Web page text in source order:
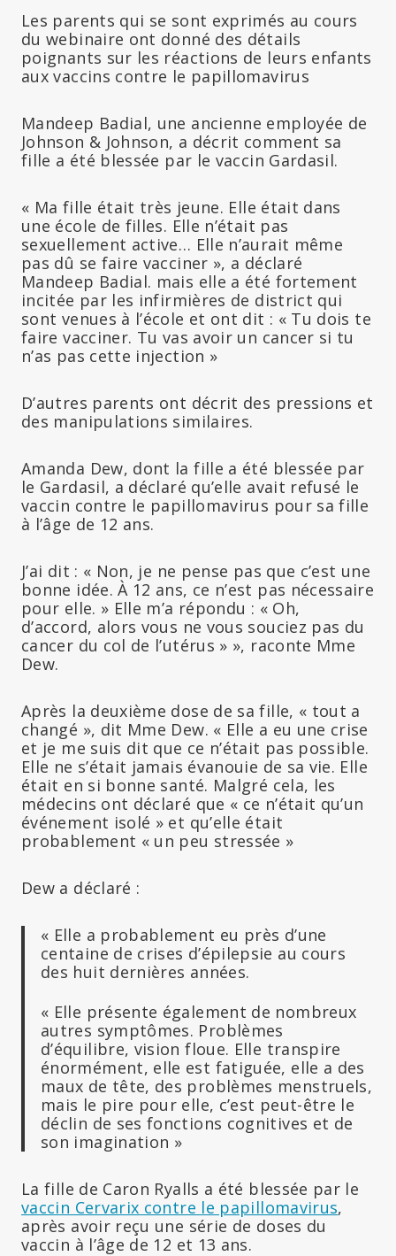
Les parents qui se sont exprimés au cours
du webinaire ont donné des détails
poignants sur les réactions de leurs enfants
aux vaccins contre le papillomavirus
Mandeep Badial, une ancienne employée de
Johnson & Johnson, a décrit comment sa
fille a été blessée par le vaccin Gardasil.
« Ma fille était très jeune. Elle était dans
une école de filles. Elle n’était pas
sexuellement active… Elle n’aurait même
pas dû se faire vacciner », a déclaré
Mandeep Badial. mais elle a été fortement
incitée par les infirmières de district qui
sont venues à l’école et ont dit : « Tu dois te
faire vacciner. Tu vas avoir un cancer si tu
n’as pas cette injection »
D’autres parents ont décrit des pressions et
des manipulations similaires.
Amanda Dew, dont la fille a été blessée par
le Gardasil, a déclaré qu’elle avait refusé le
vaccin contre le papillomavirus pour sa fille
à l’âge de 12 ans.
J’ai dit : « Non, je ne pense pas que c’est une
bonne idée. À 12 ans, ce n’est pas nécessaire
pour elle. » Elle m’a répondu : « Oh,
d’accord, alors vous ne vous souciez pas du
cancer du col de l’utérus » », raconte Mme
Dew.
Après la deuxième dose de sa fille, « tout a
changé », dit Mme Dew. « Elle a eu une crise
et je me suis dit que ce n’était pas possible.
Elle ne s’était jamais évanouie de sa vie. Elle
était en si bonne santé. Malgré cela, les
médecins ont déclaré que « ce n’était qu’un
événement isolé » et qu’elle était
probablement « un peu stressée »
Dew a déclaré :
« Elle a probablement eu près d’une
centaine de crises d’épilepsie au cours
des huit dernières années.
« Elle présente également de nombreux
autres symptômes. Problèmes
d’équilibre, vision floue. Elle transpire
énormément, elle est fatiguée, elle a des
maux de tête, des problèmes menstruels,
mais le pire pour elle, c’est peut-être le
déclin de ses fonctions cognitives et de
son imagination »
La fille de Caron Ryalls a été blessée par le
vaccin Cervarix contre le papillomavirus,
après avoir reçu une série de doses du
vaccin à l’âge de 12 et 13 ans.